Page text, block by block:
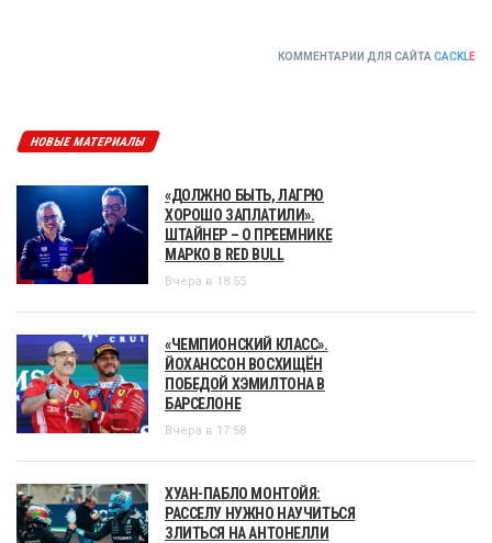
КОММЕНТАРИИ ДЛЯ САЙТА CACKLE
НОВЫЕ МАТЕРИАЛЫ
«ДОЛЖНО БЫТЬ, ЛАГРЮ
ХОРОШО ЗАПЛАТИЛИ».
ШТАЙНЕР – О ПРЕЕМНИКЕ
МАРКО В RED BULL
Вчера в 18:55
«ЧЕМПИОНСКИЙ КЛАСС».
ЙОХАНССОН ВОСХИЩЁН
ПОБЕДОЙ ХЭМИЛТОНА В
БАРСЕЛОНЕ
Вчера в 17:58
ХУАН-ПАБЛО МОНТОЙЯ:
РАССЕЛУ НУЖНО НАУЧИТЬСЯ
ЗЛИТЬСЯ НА АНТОНЕЛЛИ